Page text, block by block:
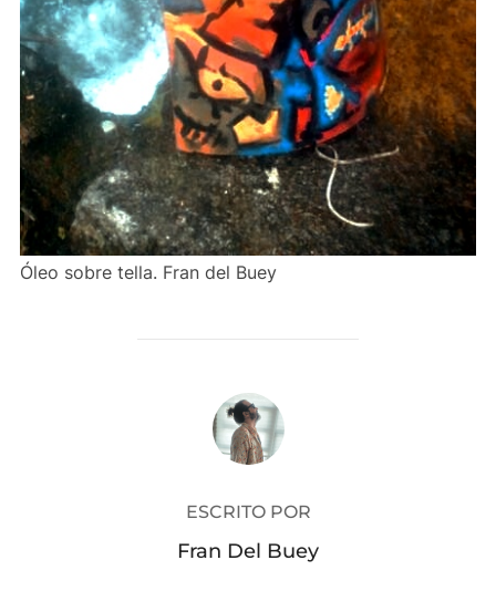
Óleo sobre tella. Fran del Buey
AUTOR DE LA PUBLICACIÓN
ESCRITO POR
Fran Del Buey